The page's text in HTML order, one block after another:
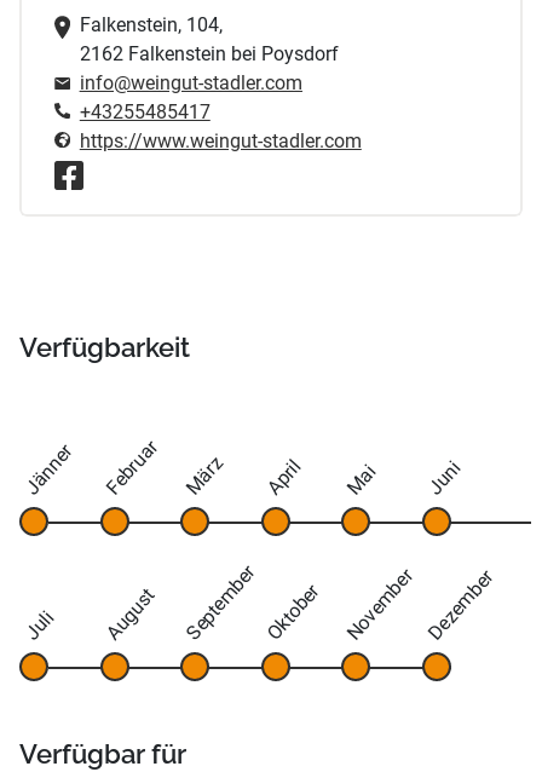
Falkenstein, 104,
2162 Falkenstein bei Poysdorf
info@weingut-stadler.com
+43255485417
https://www.weingut-stadler.com
Verfügbarkeit
Jänner Februar März April Mai Juni
Juli August September Oktober November Dezember
Verfügbar für